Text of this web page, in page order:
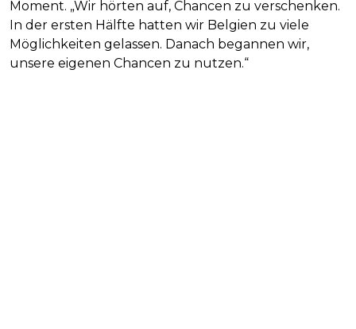
Moment. „Wir hörten auf, Chancen zu verschenken.
In der ersten Hälfte hatten wir Belgien zu viele
Möglichkeiten gelassen. Danach begannen wir,
unsere eigenen Chancen zu nutzen.“